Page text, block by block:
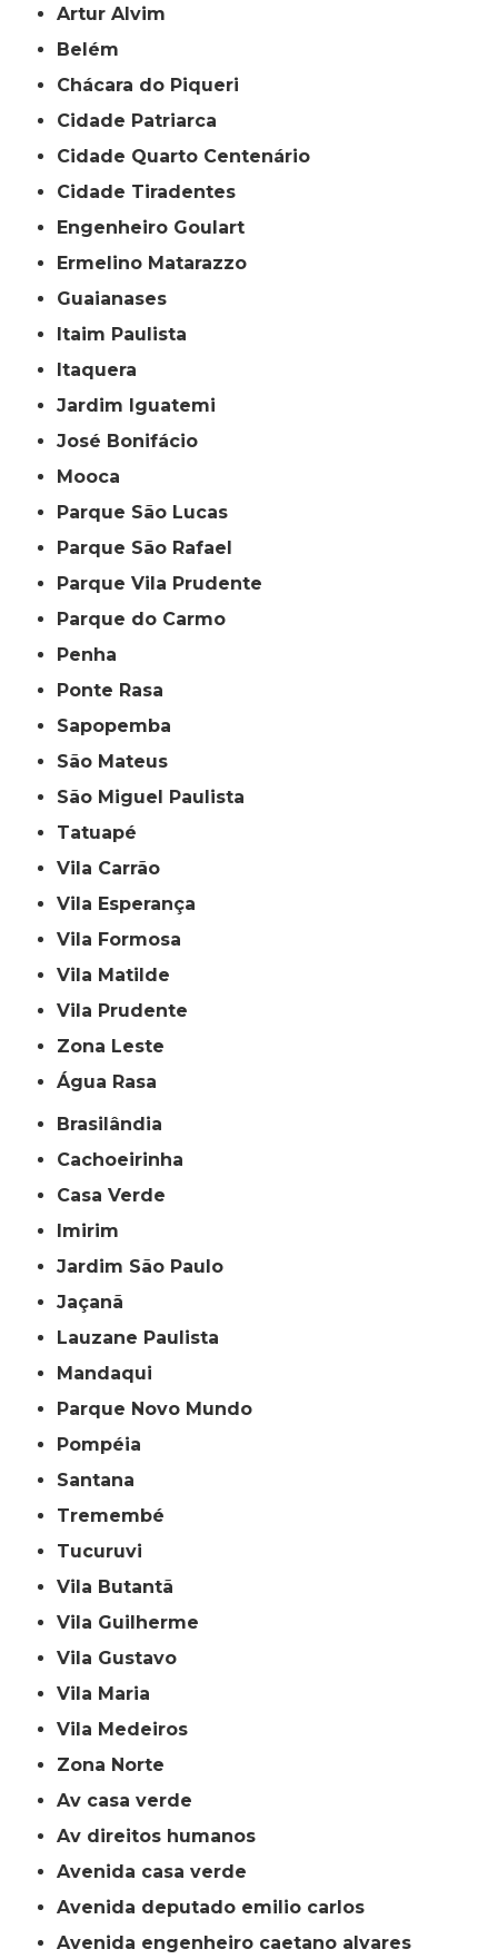
Artur Alvim
Belém
Chácara do Piqueri
Cidade Patriarca
Cidade Quarto Centenário
Cidade Tiradentes
Engenheiro Goulart
Ermelino Matarazzo
Guaianases
Itaim Paulista
Itaquera
Jardim Iguatemi
José Bonifácio
Mooca
Parque São Lucas
Parque São Rafael
Parque Vila Prudente
Parque do Carmo
Penha
Ponte Rasa
Sapopemba
São Mateus
São Miguel Paulista
Tatuapé
Vila Carrão
Vila Esperança
Vila Formosa
Vila Matilde
Vila Prudente
Zona Leste
Água Rasa
Brasilândia
Cachoeirinha
Casa Verde
Imirim
Jardim São Paulo
Jaçanã
Lauzane Paulista
Mandaqui
Parque Novo Mundo
Pompéia
Santana
Tremembé
Tucuruvi
Vila Butantã
Vila Guilherme
Vila Gustavo
Vila Maria
Vila Medeiros
Zona Norte
av casa verde
av direitos humanos
avenida casa verde
avenida deputado emilio carlos
avenida engenheiro caetano alvares